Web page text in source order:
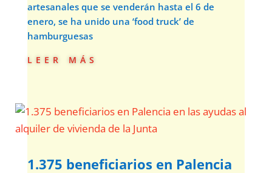
artesanales que se venderán hasta el 6 de
enero, se ha unido una ‘food truck’ de
hamburguesas
leer más
1.375 beneficiarios en Palencia